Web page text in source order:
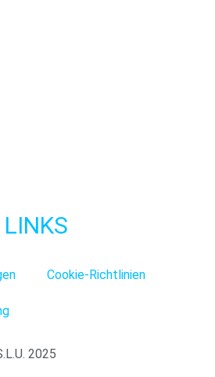
Cookie-Richtlinien
2025